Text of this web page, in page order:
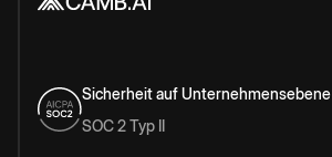
Sicherheit auf Unternehmensebene
SOC 2 Typ II